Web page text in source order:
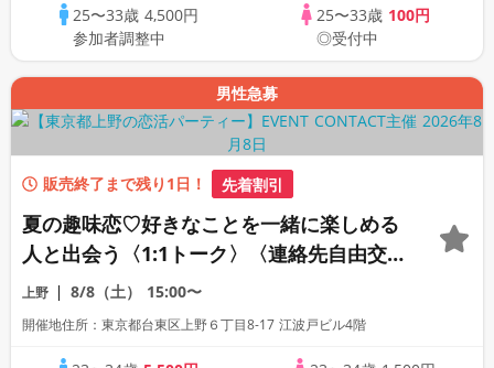
25〜33歳 4,500円
参加者調整中
25〜33歳 100円
◎受付中
男性急募
販売終了まで残り1日！ 先着割引
夏の趣味恋♡好きなことを一緒に楽しめる
人と出会う〈1:1トーク〉〈連絡先自由交
換〉
上野 8/8（土） 15:00〜
開催地住所：東京都台東区上野６丁目8-17 江波戸ビル4階